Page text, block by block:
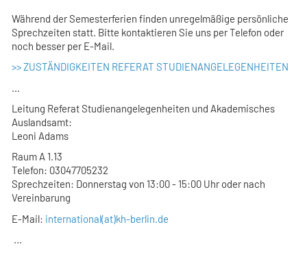
Während der Semesterferien finden unregelmäßige persönliche
Sprechzeiten statt. Bitte kontaktieren Sie uns per Telefon oder
noch besser per E-Mail.
>>ZUSTÄNDIGKEITEN REFERAT STUDIENANGELEGENHEITEN
Leitung Referat Studienangelegenheiten und Akademisches
Auslandsamt:
Leoni Adams
Raum A 1.13
Telefon: 03047705232
Sprechzeiten: Donnerstag von 13:00 - 15:00 Uhr oder nach
Vereinbarung
E-Mail: international(at)kh-berlin.de
...